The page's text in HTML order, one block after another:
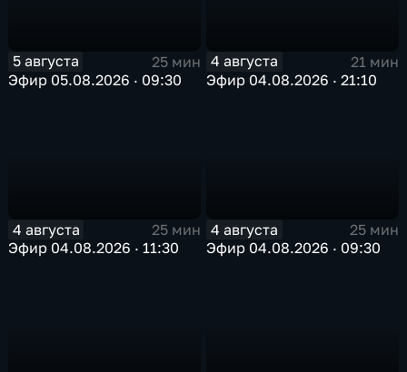
5 августа
25 мин
Эфир 05.08.2026 · 09:30
4 августа
21 мин
Эфир 04.08.2026 · 21:10
4 августа
25 мин
Эфир 04.08.2026 · 11:30
4 августа
25 мин
Эфир 04.08.2026 · 09:30